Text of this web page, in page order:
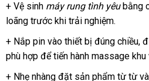
+ Vệ sinh máy rung tình yêubằng
loãng trước khi trải nghiệm.
+ Nắp pin vào thiết bị đúng chiều,
phù hợp đặt
mua
để tiến hành massage
+ Nhẹ nhàng đặt sản phẩm từ từ